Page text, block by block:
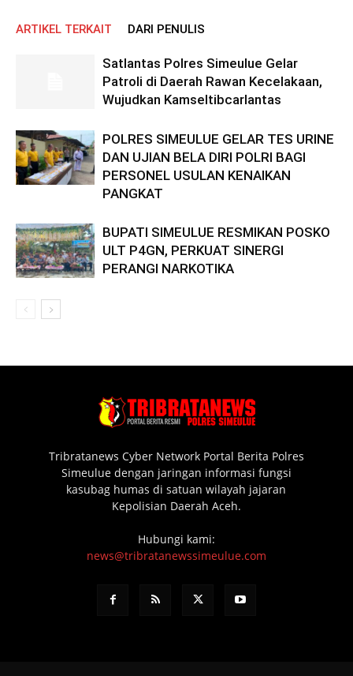
ARTIKEL TERKAIT DARI PENULIS
Satlantas Polres Simeulue Gelar
Patroli di Daerah Rawan Kecelakaan,
Wujudkan Kamseltibcarlantas
POLRES SIMEULUE GELAR TES URINE
DAN UJIAN BELA DIRI POLRI BAGI
PERSONEL USULAN KENAIKAN
PANGKAT
BUPATI SIMEULUE RESMIKAN POSKO
ULT P4GN, PERKUAT SINERGI
PERANGI NARKOTIKA
Tribratanews Cyber Network Portal Berita Polres
Simeulue dengan jaringan informasi fungsi
kasubag humas di satuan wilayah jajaran
Kepolisian Daerah Aceh.
Hubungi kami:
news@tribratanewssimeulue.com